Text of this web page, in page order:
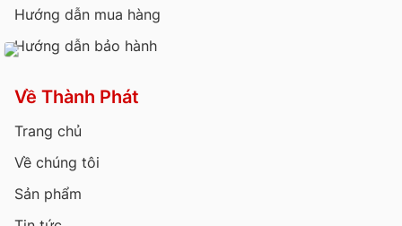
Hướng dẫn mua hàng
Hướng dẫn bảo hành
Về Thành Phát
Trang chủ
Về chúng tôi
Sản phẩm